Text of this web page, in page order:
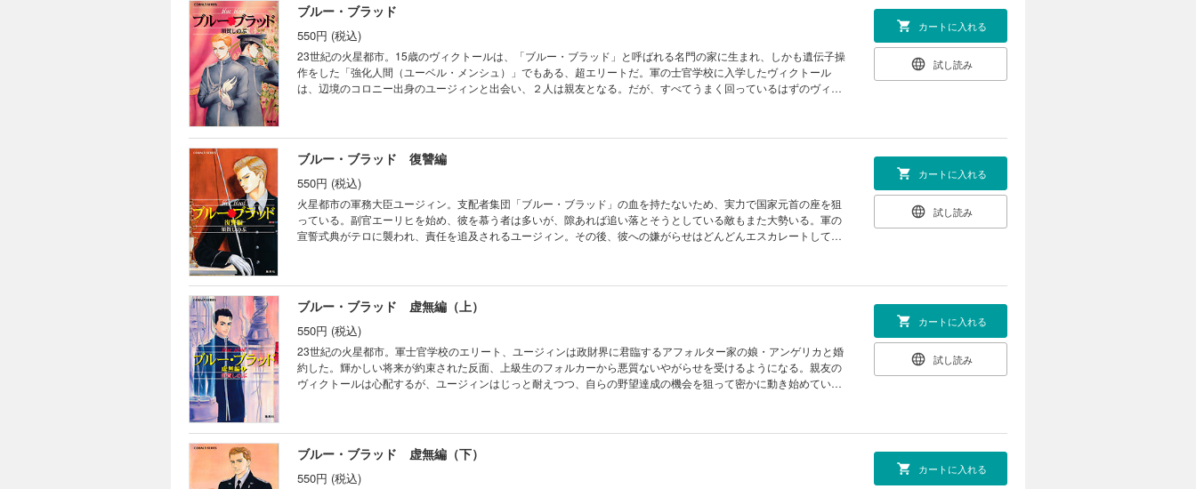
ブルー・ブラッド
550円 (税込)
23世紀の火星都市。15歳のヴィクトールは、「ブルー・ブラッド」と呼ばれる名門の家に生まれ、しかも遺伝子操
作をした「強化人間（ユーベル・メンシュ）」でもある、超エリートだ。軍の士官学校に入学したヴィクトール
は、辺境のコロニー出身のユージィンと出会い、２人は親友となる。だが、すべてうまく回っているはずのヴィク
カートに入れる
試し読み
ブルー・ブラッド 復讐編
550円 (税込)
火星都市の軍務大臣ユージィン。支配者集団「ブルー・ブラッド」の血を持たないため、実力で国家元首の座を狙
っている。副官エーリヒを始め、彼を慕う者は多いが、隙あれば追い落とそうとしている敵もまた大勢いる。軍の
宣誓式典がテロに襲われ、責任を追及されるユージィン。その後、彼への嫌がらせはどんどんエスカレートしてい
カートに入れる
試し読み
ブルー・ブラッド 虚無編（上）
550円 (税込)
23世紀の火星都市。軍士官学校のエリート、ユージィンは政財界に君臨するアフォルター家の娘・アンゲリカと婚
約した。輝かしい将来が約束された反面、上級生のフォルカーから悪質ないやがらせを受けるようになる。親友の
ヴィクトールは心配するが、ユージィンはじっと耐えつつ、自らの野望達成の機会を狙って密かに動き始めてい
カートに入れる
試し読み
ブルー・ブラッド 虚無編（下）
550円 (税込)
カートに入れる